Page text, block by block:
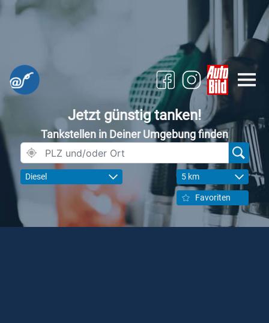
Jetzt günstig tanken!
Tankstellen in Deiner Umgebung finden
Diesel 5 km
Favoriten